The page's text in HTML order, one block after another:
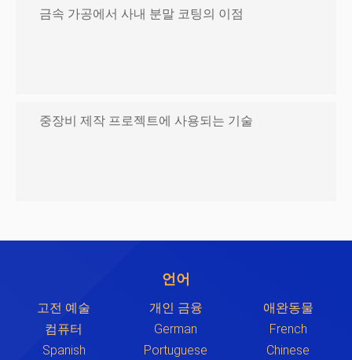
금속 가공에서 사내 분말 코팅의 이점
중장비 제작 프로젝트에 사용되는 기술
언어
고전 예술 개인 금융
애완동물
컴퓨터
German
French
Spanish
Portuguese Chinese